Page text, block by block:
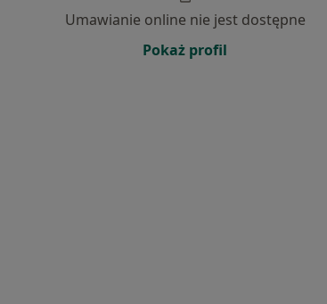
Umawianie online nie jest dostępne
Pokaż profil